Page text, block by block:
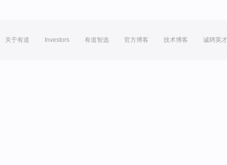
关于有道 Investors 有道智选 官方博客 技术博客 诚聘英才